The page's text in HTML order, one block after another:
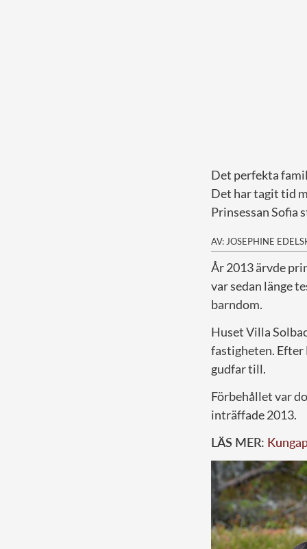
Det perfekta
Det har tagit tid
Prinsessan Sofia
AV: JOSEPHINE
År 2013 ärvde
var sedan länge
barndom.
Huset Villa
fastigheten. Efter
gudfar till.
Förbehållet var
inträffade 2013.
LÄS MER: